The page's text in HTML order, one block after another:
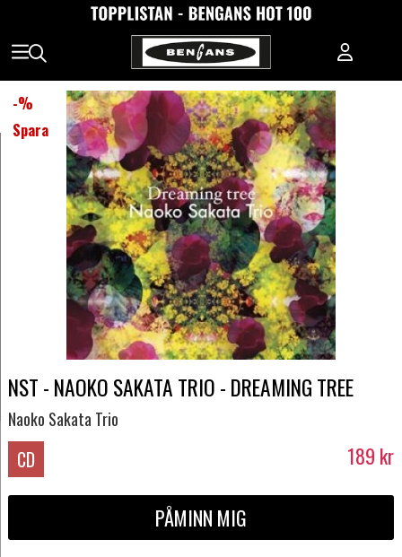
-%
Spara
NST - NAOKO SAKATA TRIO - DREAMING TREE
Naoko Sakata Trio
CD 189 kr
PÅMINN MIG